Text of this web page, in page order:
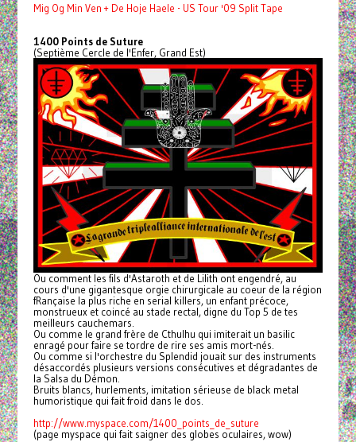
Mig Og Min Ven + De Hoje Haele - US Tour '09 Split Tape
1400 Points de Suture
(Septième Cercle de l'Enfer, Grand Est)
Ou comment les fils d'Astaroth et de Lilith ont engendré, au
cours d'une gigantesque orgie chirurgicale au coeur de la région
fRançaise la plus riche en serial killers, un enfant précoce,
monstrueux et coincé au stade rectal, digne du Top 5 de tes
meilleurs cauchemars.
Ou comme le grand frère de Cthulhu qui imiterait un basilic
enragé pour faire se tordre de rire ses amis mort-nés.
Ou comme si l'orchestre du Splendid jouait sur des instruments
désaccordés plusieurs versions consécutives et dégradantes de
la Salsa du Démon.
Bruits blancs, hurlements, imitation sérieuse de black metal
humoristique qui fait froid dans le dos.
http://www.myspace.com/1400_ points_de_suture
(page myspace qui fait saigner des globes oculaires, wow)